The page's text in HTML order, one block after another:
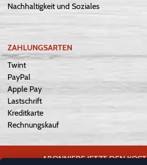
Nachhaltigkeit und Soziales
ZAHLUNGSARTEN
Twint
PayPal
Apple Pay
Lastschrift
Kreditkarte
Rechnungskauf
ABONNIERE JETZT DEN